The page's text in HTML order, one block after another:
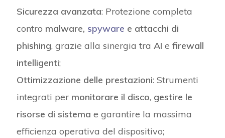
Sicurezza avanzata: Protezione completa
contro malware, spyware e attacchi di
phishing, grazie alla sinergia traAI efirewall
intelligenti;
Ottimizzazione delle prestazioni: Strumenti
integrati per monitorare il disco, gestire le
risorse di sistema e garantire la massima
efficienza operativa del dispositivo;